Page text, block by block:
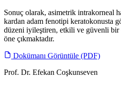
Sonuç olarak, asimetrik intrakorneal
kardan adam fenotipi keratokonusta
düzeni iyileştiren, etkili ve güvenli bir
öne çıkmaktadır.
Dokümanı Görüntüle (PDF)
Prof. Dr. Efekan Coşkunseven